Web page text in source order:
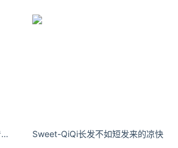
9093甜七七 唱歌归唱歌，啤酒悠着喝.看球别上火，日子还得过 ，唱完就快乐。 Sweet-QiQi长发不如短发来的凉快